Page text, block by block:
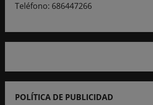
Teléfono: 686447266
POLÍTICA DE PUBLICIDAD